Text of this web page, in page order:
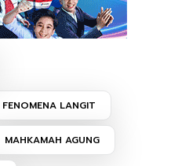
FENOMENA LANGIT
MAHKAMAH AGUNG